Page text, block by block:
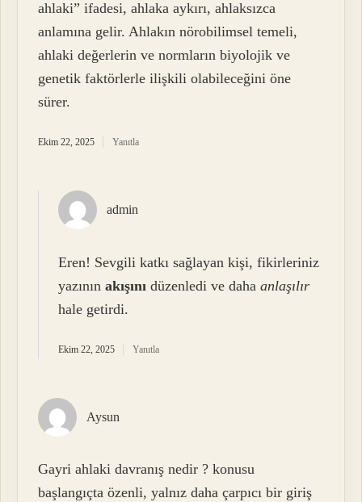
ahlaki” ifadesi, ahlaka aykırı, ahlaksızca
anlamına gelir. Ahlakın nörobilimsel temeli,
ahlaki değerlerin ve normların biyolojik ve
genetik faktörlerle ilişkili olabileceğini öne
sürer.
Ekim 22, 2025 Yanıtla
admin
Eren! Sevgili katkı sağlayan kişi, fikirleriniz
yazınınakışını düzenledi ve dahaanlaşılır
hale getirdi.
Ekim 22, 2025 Yanıtla
Aysun
Gayri ahlaki davranış nedir ? konusu
başlangıçta özenli, yalnız daha çarpıcı bir giriş